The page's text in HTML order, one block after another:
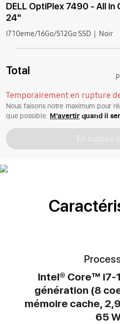
DELL OptiPlex 7490 - All in
24"
I7 10eme/16Go/512Go SSD Noir
Total
Temporairement en rupture
Nous faisons notre maximum pour
que possible. M'avertirquand il
En rupture
Intel® Core™ i7-
génération (8
mémoire cache,
65